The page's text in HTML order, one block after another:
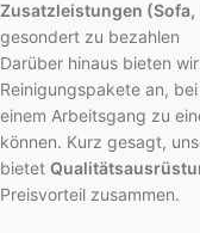
Zusatzleistungen
gesondert zu bezahlen
Darüber hinaus bieten
Reinigungspakete an,
einem Arbeitsgang zu
können. Kurz gesagt,
bietet
Preisvorteil zusammen.